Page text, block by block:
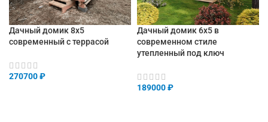
Дачный домик 8х5
современный с террасой
270700₽
Дачный домик 6х5 в
современном стиле
утепленный под ключ
189000₽